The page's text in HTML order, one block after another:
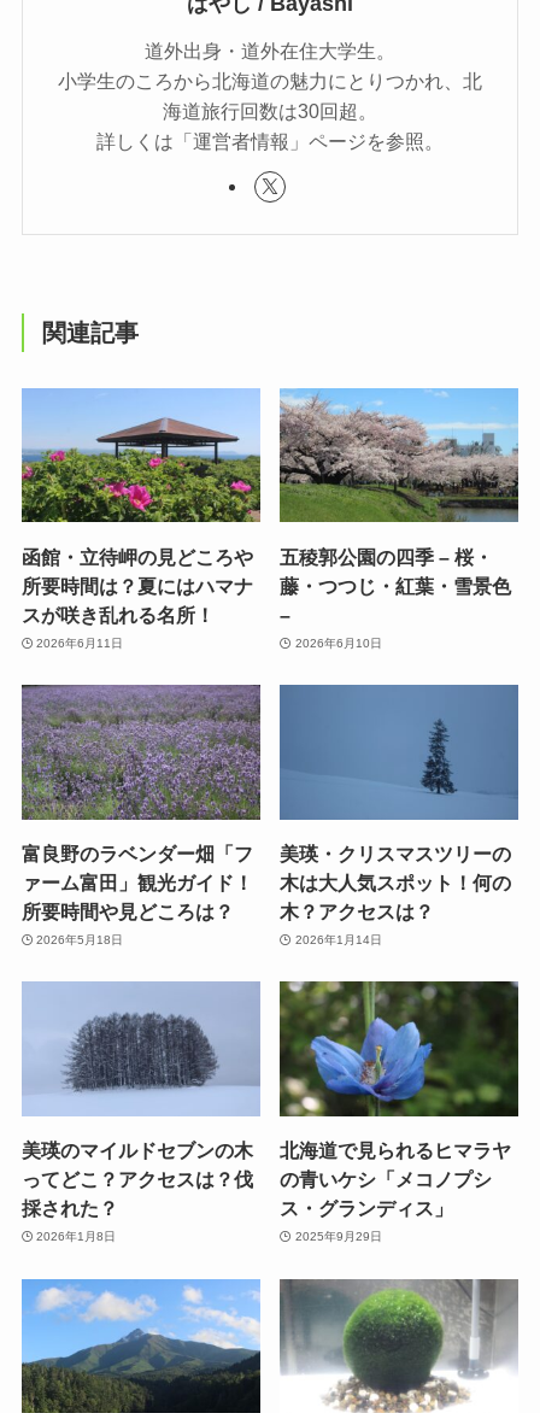
道外出身・道外在住大学生。
小学生のころから北海道の魅力にとりつかれ、北
海道旅行回数は30回超。
詳しくは「運営者情報」ページを参照。
関連記事
函館・立待岬の見どころや
所要時間は？夏にはハマナ
スが咲き乱れる名所！
2026年6月11日
五稜郭公園の四季 – 桜・
藤・つつじ・紅葉・雪景色
–
2026年6月10日
富良野のラベンダー畑「フ
ァーム富田」観光ガイド！
所要時間や見どころは？
2026年5月18日
美瑛・クリスマスツリーの
木は大人気スポット！何の
木？アクセスは？
2026年1月14日
美瑛のマイルドセブンの木
ってどこ？アクセスは？伐
採された？
2026年1月8日
北海道で見られるヒマラヤ
の青いケシ「メコノプシ
ス・グランディス」
2025年9月29日